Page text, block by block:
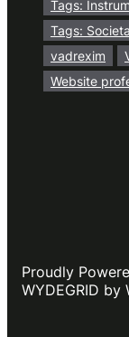
Tags:
Tags:
vadrexim
Website
Proudly
WYDEGRID by